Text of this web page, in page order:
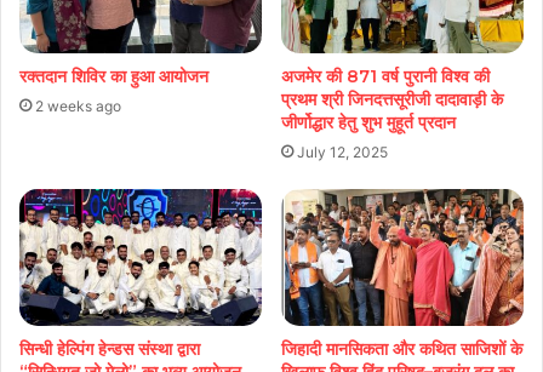
रक्तदान शिविर का हुआ आयोजन
2 weeks ago
अजमेर की 871 वर्ष पुरानी विश्व की
प्रथम श्री जिनदत्तसूरीजी दादावाड़ी के
जीर्णोद्धार हेतु शुभ मुहूर्त प्रदान
July 12, 2025
सिन्धी हेल्पिंग हेन्डस संस्था द्वारा
जिहादी मानसिकता और कथित साजिशों के